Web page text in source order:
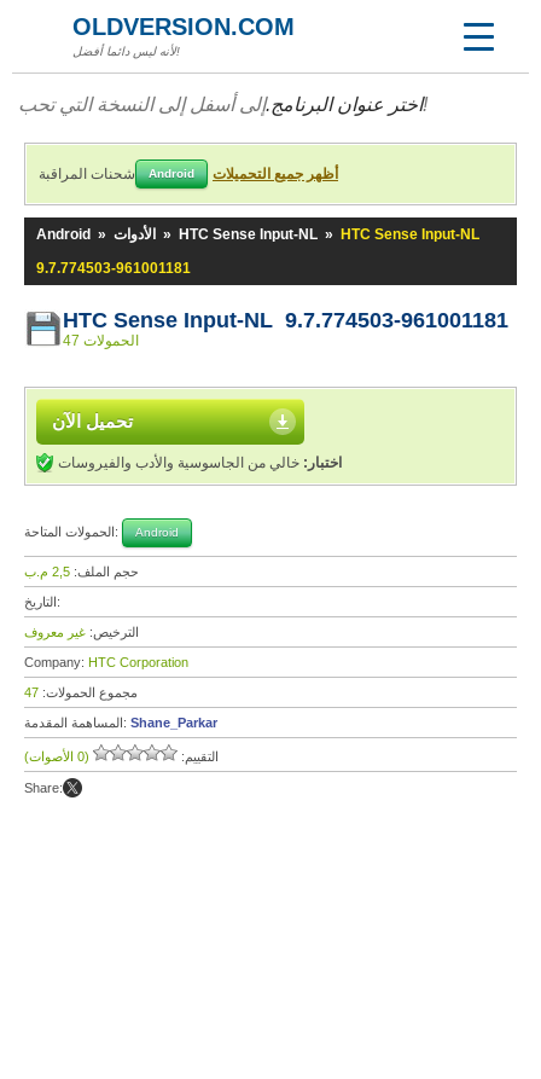
OLDVERSION.COM
لأنه ليس دائما أفضل!
اختر عنوان البرنامج.إلى أسفل إلى النسخة التي تحب!
شحنات المراقبة Android أظهر جميع التحميلات
Android » الأدوات » HTC Sense Input-NL »
HTC Sense Input-NL
9.7.774503-961001181
HTC Sense Input-NL 9.7.774503-961001181
47 الحمولات
تحميل الآن
اختبار: خالي من الجاسوسية والأدب والفيروسات
الحمولات المتاحة: Android
حجم الملف: 2,5 م.ب
التاريخ:
الترخيص: غير معروف
Company: HTC Corporation
مجموع الحمولات: 47
المساهمة المقدمة: Shane_Parkar
التقييم: (0 الأصوات)
Share: